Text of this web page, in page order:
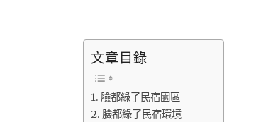
文章目錄
臉都綠了民宿園區
臉都綠了民宿環境